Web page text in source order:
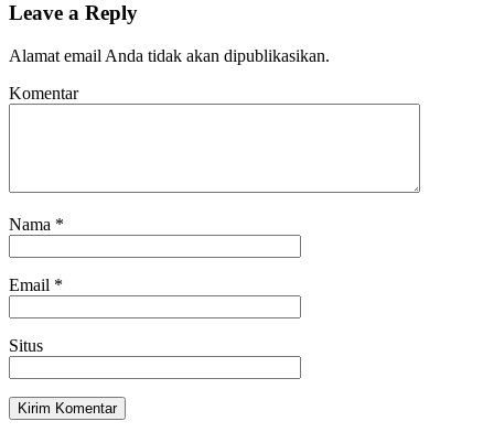
Leave a Reply
Alamat email Anda tidak akan dipublikasikan.
Komentar
Nama *
Email *
Situs